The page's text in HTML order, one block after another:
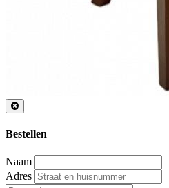
Bestellen
Naam
Adres